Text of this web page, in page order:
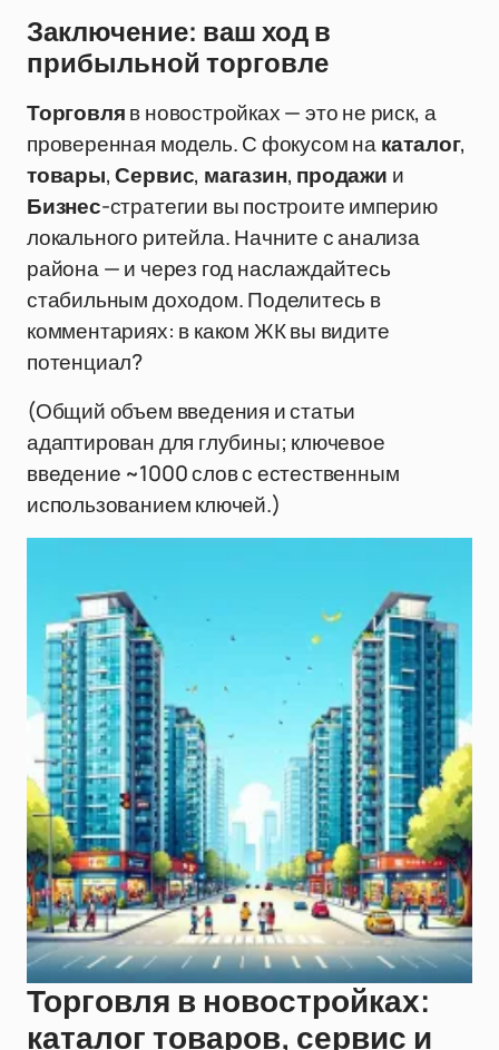
Заключение: ваш ход в
прибыльной торговле
Торговляв новостройках — это не риск, а
проверенная модель. С фокусом накаталог,
товары,Сервис, магазин, продажи и
Бизнес-стратегии вы построите империю
локального ритейла. Начните с анализа
района — и через год наслаждайтесь
стабильным доходом. Поделитесь в
комментариях: в каком ЖК вы видите
потенциал?
(Общий объем введения и статьи
адаптирован для глубины; ключевое
введение ~1000 слов с естественным
использованием ключей.)
Торговля в новостройках:
каталог товаров, сервис и